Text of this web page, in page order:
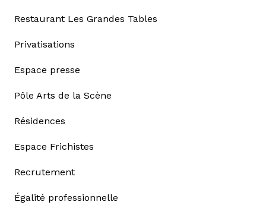
Restaurant Les Grandes Tables
Privatisations
Espace presse
Pôle Arts de la Scène
Résidences
Espace Frichistes
Recrutement
Égalité professionnelle